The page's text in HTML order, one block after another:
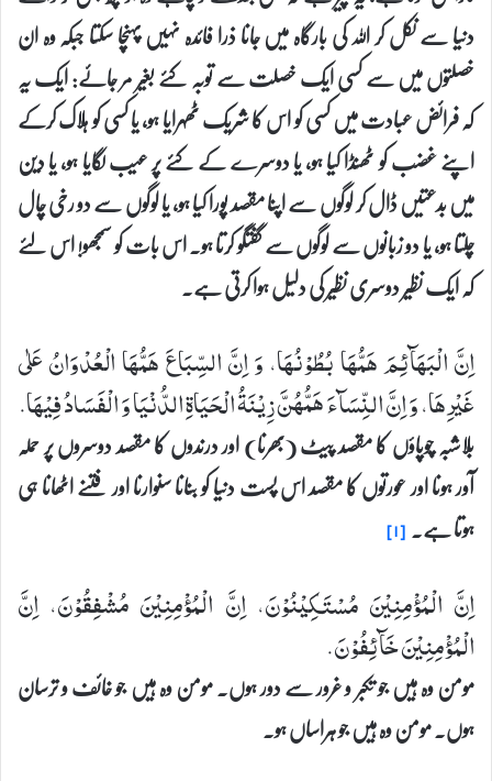
دنیا سے نکل کر اللہ کی بارگاہ میں جانا ذرا فائدہ نہیں پہنچا سکتا جبکہ وہ ان
خصلتوں میں سے کسی ایک خصلت سے توبہ کئے بغیر مر جائے: ایک یہ
کہ فرائض عبادت میں کسی کو اس کا شریک ٹھہرایا ہو، یا کسی کو ہلاک کرکے
اپنے غضب کو ٹھنڈا کیا ہو، یا دوسرے کے کئے پر عیب لگایا ہو، یا دین
میں بدعتیں ڈال کر لوگوں سے اپنا مقصد پورا کیا ہو، یا لوگوں سے دو رخی چال
چلتا ہو، یا دو زبانوں سے لوگوں سے گفتگو کرتا ہو۔ اس بات کو سمجھو! اس لئے
کہ ایک نظیر دوسری نظیر کی دلیل ہوا کرتی ہے۔
اِنَّ الْبَهَآئِمَ هَمُّهَا بُطُوْنُهَا، وَ اِنَّ السِّبَاعَ هَمُّهَا الْعُدْوَانُ عَلٰی
غَیْرِهَا، وَ اِنَّ النِّسَآءَ هَمُّهُنَّ زِیْنَةُ الْحَیَاةِ الدُّنْیَا وَ الْفَسَادُ فِیْهَا.
بلاشبہ چوپاؤں کا مقصد پیٹ (بھرنا) اور درندوں کا مقصد دوسروں پر حملہ
آور ہونا اور عورتوں کا مقصد اس پست دنیا کو بنانا سنوارنا اور فتنے اٹھانا ہی
ہوتا ہے۔ [۱]
اِنَّ الْمُؤْمِنِیْنَ مُسْتَكِیْنُوْنَ، اِنَّ الْمُؤْمِنِیْنَ مُشْفِقُوْنَ، اِنَّ
الْمُؤْمِنِیْنَ خَآئِفُوْنَ.
مومن وہ ہیں جو تکبر و غرور سے دور ہوں۔ مومن وہ ہیں جو خائف و ترسان
ہوں۔ مومن وہ ہیں جو ہراساں ہو۔